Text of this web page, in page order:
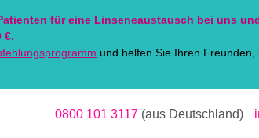
für eine Linseneaustausch bei uns
€.
und helfen Sie Ihren
0800 101 3117 (aus Deutschland)